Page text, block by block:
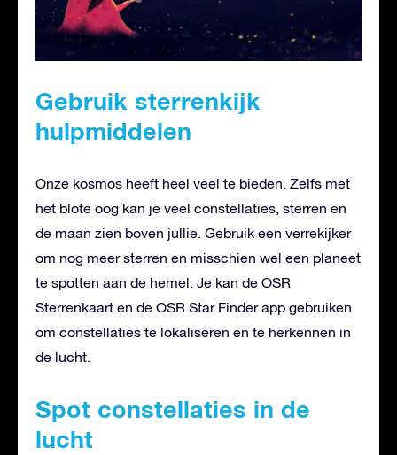
Gebruik sterrenkijk
hulpmiddelen
Onze kosmos heeft heel veel te bieden. Zelfs met
het blote oog kan je veel constellaties, sterren en
de maan zien boven jullie. Gebruik een verrekijker
om nog meer sterren en misschien wel een planeet
te spotten aan de hemel. Je kan de OSR
Sterrenkaart en de OSR Star Finder app gebruiken
om constellaties te lokaliseren en te herkennen in
de lucht.
Spot constellaties in de
lucht